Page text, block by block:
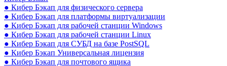
● Кибер Бэкап для физического сервера
● Кибер Бэкап для платформы виртуализации
● Кибер Бэкап для рабочей станции Windows
● Кибер Бэкап для рабочей станции Linux
● Кибер Бэкап для СУБД на базе PostSQL
● Кибер Бэкап Универсальная лицензия
● Кибер Бэкап для почтового ящика